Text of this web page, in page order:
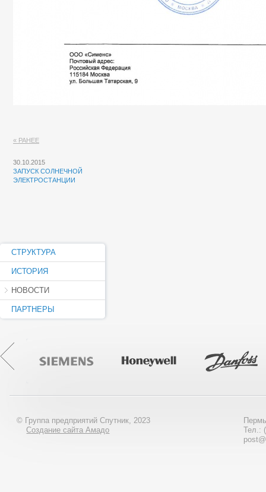
« РАНЕЕ
30.10.2015
ЗАПУСК СОЛНЕЧНОЙ
ЭЛЕКТРОСТАНЦИИ
СТРУКТУРА
ИСТОРИЯ
НОВОСТИ
ПАРТНЕРЫ
© Группа предприятий Спутник, 2023
Создание сайта Амадо
Тел.: